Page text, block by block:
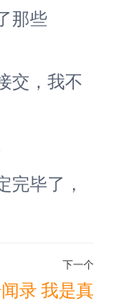
那些
交，我不
完毕了，
下
下一个
录 我是真